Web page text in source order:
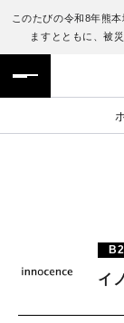
このたびの令和8年熊
ますとともに、被
フロアガイド
施設案内・
TAX FREE
ENGLISH
繁体字
日本語 イ